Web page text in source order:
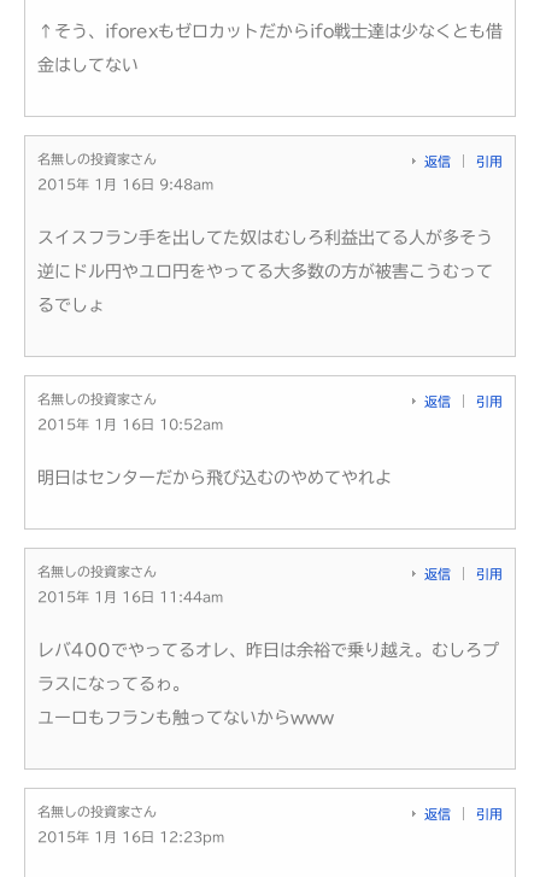
↑そう、iforexもゼロカットだからifo戦士達は少なくとも借
金はしてない
名無しの投資家さん
2015年 1月 16日 9:48am
返信 引用
スイスフラン手を出してた奴はむしろ利益出てる人が多そう
逆にドル円やユロ円をやってる大多数の方が被害こうむって
るでしょ
名無しの投資家さん
2015年 1月 16日 10:52am
返信 引用
明日はセンターだから飛び込むのやめてやれよ
名無しの投資家さん
2015年 1月 16日 11:44am
返信 引用
レバ400でやってるオレ、昨日は余裕で乗り越え。むしろプ
ラスになってるゎ。
ユーロもフランも触ってないからwww
名無しの投資家さん
2015年 1月 16日 12:23pm
返信 引用